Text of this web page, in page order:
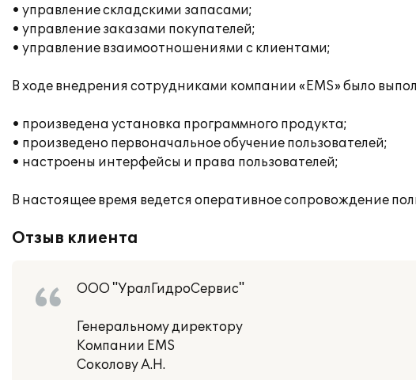
• управление складскими запасами;
• управление заказами покупателей;
• управление взаимоотношениями с клиентами;
В ходе внедрения сотрудниками компании «EMS» было
• произведена установка программного продукта;
• произведено первоначальное обучение пользователей;
• настроены интерфейсы и права пользователей;
В настоящее время ведется оперативное сопровождение
Отзыв клиента
ООО "УралГидроСервис"
Генеральному директору
Компании EMS
Соколову А.Н.